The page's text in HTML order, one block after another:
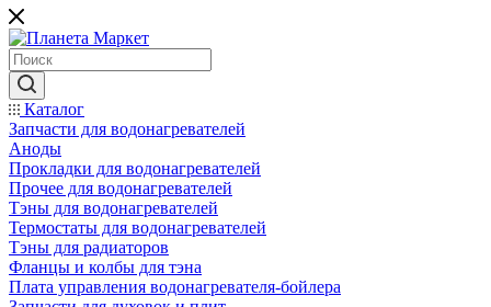
Каталог
Запчасти для водонагревателей
Аноды
Прокладки для водонагревателей
Прочее для водонагревателей
Тэны для водонагревателей
Термостаты для водонагревателей
Тэны для радиаторов
Фланцы и колбы для тэна
Плата управления водонагревателя-бойлера